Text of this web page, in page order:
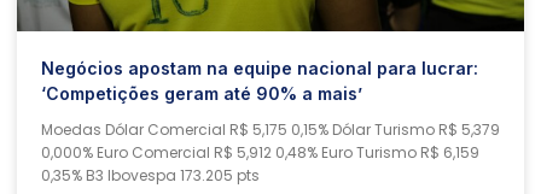
Negócios apostam na equipe nacional para lucrar:
‘Competições geram até 90% a mais’
Moedas Dólar Comercial R$ 5,175 0,15% Dólar Turismo R$ 5,379
0,000% Euro Comercial R$ 5,912 0,48% Euro Turismo R$ 6,159
0,35% B3 Ibovespa 173.205 pts